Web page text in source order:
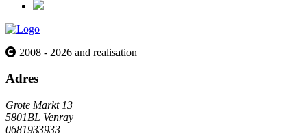
2008 - 2026 and realisation
Adres
Grote Markt 13
5801BL Venray
0681933933